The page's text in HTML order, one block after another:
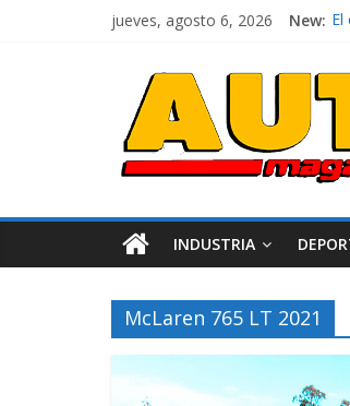
jueves, agosto 6, 2026 New:
INDUSTRIA
McLaren 765 LT 2021